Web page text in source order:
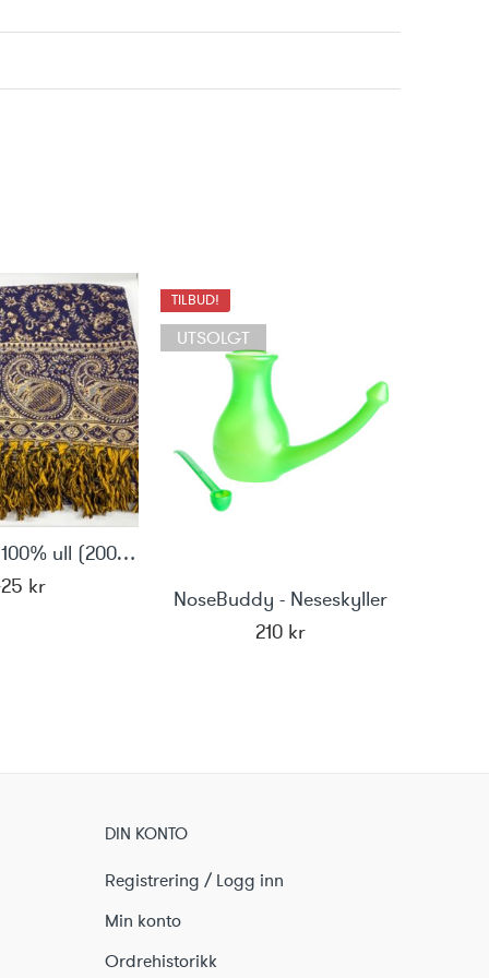
Ullteppe av 100% ull (200x90)"Blå"
kr
TILBUD!
UTSOLGT
NoseBuddy - Neseskyller
210 kr
DIN KONTO
Registrering / Logg inn
Min konto
Ordrehistorikk